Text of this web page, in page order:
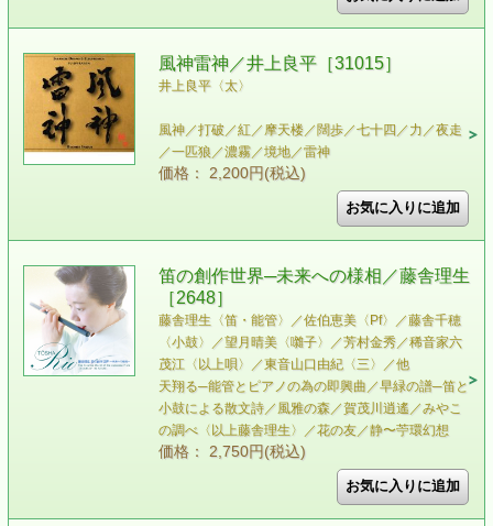
風神雷神／井上良平［31015］
井上良平〈太〉
風神／打破／紅／摩天楼／闊歩／七十四／力／夜走
／一匹狼／濃霧／境地／雷神
価格： 2,200円(税込)
笛の創作世界─未来への様相／藤舎理生
［2648］
藤舎理生〈笛・能管〉／佐伯恵美〈Pf〉／藤舎千穂
〈小鼓〉／望月晴美〈囃子〉／芳村金秀／稀音家六
茂江〈以上唄〉／東音山口由紀〈三〉／他
天翔る─能管とピアノの為の即興曲／早緑の譜─笛と
小鼓による散文詩／風雅の森／賀茂川逍遙／みやこ
の調べ〈以上藤舎理生〉／花の友／静〜苧環幻想
価格： 2,750円(税込)